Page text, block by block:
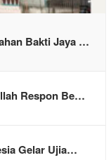
Bakti Jaya …
Respon Be…
Gelar Ujia…